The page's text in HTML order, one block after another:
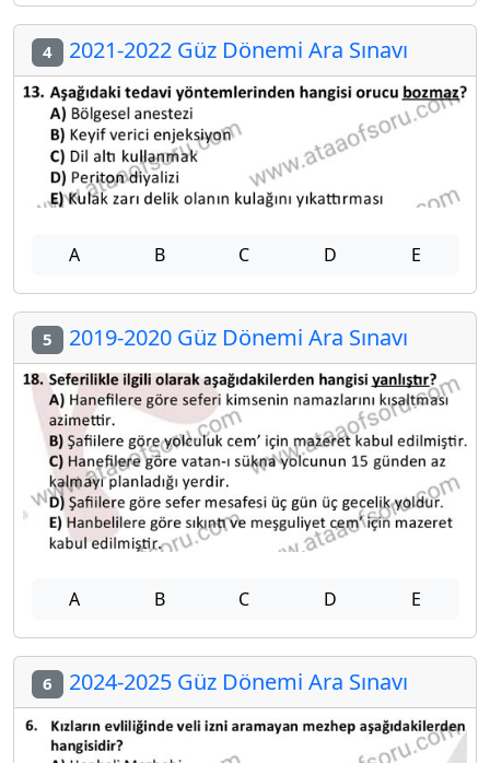
4 2021-2022 Güz Dönemi Ara Sınavı
A B C D E
5 2019-2020 Güz Dönemi Ara Sınavı
A B C D E
6 2024-2025 Güz Dönemi Ara Sınavı